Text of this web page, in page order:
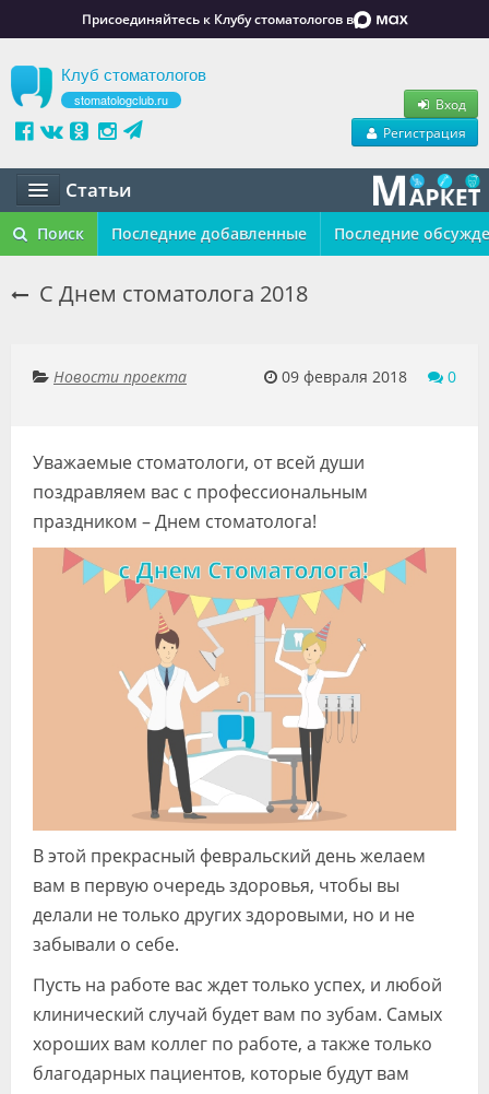
Присоединяйтесь к Клубу стоматологов в
Клуб стоматологов
stomatologclub.ru
Вход
Регистрация
Статьи
Статьи
Вакансии
Объявления
Видео
Форум
Поиск Последние добавленные Последние
С Днем стоматолога 2018
Новости проекта 09 февраля 2018 0
Уважаемые стоматологи, от всей души
поздравляем вас с профессиональным
праздником – Днем стоматолога!
В этой прекрасный февральский день желаем
вам в первую очередь здоровья, чтобы вы
делали не только других здоровыми, но и не
забывали о себе.
Пусть на работе вас ждет только успех, и любой
клинический случай будет вам по зубам. Самых
хороших вам коллег по работе, а также только
благодарных пациентов, которые будут вам